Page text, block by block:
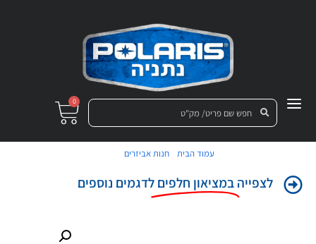
0
עמוד הבית /חנות אביזרים
לצפייהבמציאון חלפים לדגמים נוספים